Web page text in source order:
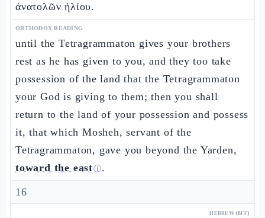
ἀνατολῶν ἡλίου.
ORTHODOX READING
until the Tetragrammaton gives your brothers
rest as he has given to you, and they too take
possession of the land that the Tetragrammaton
your God is giving to them; then you shall
return to the land of your possession and possess
it, that which Mosheh, servant of the
Tetragrammaton, gave you beyond the Yarden,
toward the eastⓘ.
16
HEBREW (MT)